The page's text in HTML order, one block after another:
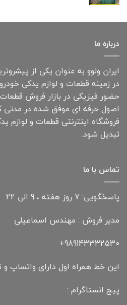
درباره ما
ایران ولوو به عنوان یکی از
در زمینه قطعات و لوازم یدکی
حضور فیزیکی در بازار فروش
اصول حرفه ای موفق شده در مدتی
فروشگاه اینترنتی قطعات و لوازم
تبدیل شود.
تماس با ما
پاسخگویی: 7 روز هفته ، 9 الی 22
مدیر فروش : مهندس اسماعیلی
989143332530+
این خط همراه اول دارای واتساپ و
پیج انستاگرام :